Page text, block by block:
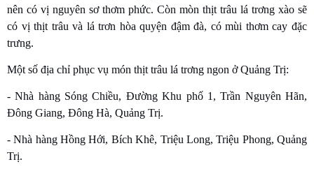
nên có vị nguyên sơ thơm phức. Còn mòn thịt trâu lá trơng xào sẽ
có vị thịt trâu và lá trơn hòa quyện đậm đà, có mùi thơm cay đặc
trưng.
Một số địa chỉ phục vụ món thịt trâu lá trơng ngon ở Quảng Trị:
- Nhà hàng Sóng Chiều, Đường Khu phố 1, Trần Nguyên Hãn,
Đông Giang, Đông Hà, Quảng Trị.
- Nhà hàng Hồng Hới, Bích Khê, Triệu Long, Triệu Phong, Quảng
Trị.